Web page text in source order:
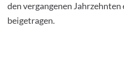
den vergangenen
beigetragen.